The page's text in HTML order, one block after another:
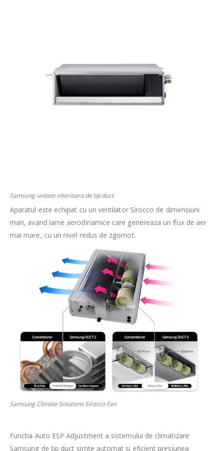
Samsung unitate interioara de tip duct
Aparatul este echipat cu un ventilator Sirocco de dimensiuni
mari, avand lame aerodinamice care genereaza un flux de aer
mai mare, cu un nivel redus de zgomot.
Samsung Climate Solutions Sirocco Fan
Functia Auto ESP Adjustment a sistemului de climatizare
Samsung de tip duct simte automat si eficient presiunea